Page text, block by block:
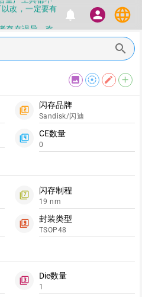
改，一定要有
存在误导，欢
维护最正确的
工具，过分了
恢复
供参考，DIY
三方工具提供的
量产工具都不
以改，一定要有
存在误导，欢
维护最正确的
和量产工具标
notifications person language
search
image filter_tilt_shift edit add
filter_2
闪存品牌
Sandisk/闪迪
filter_4
CE数量
0
filter_7
闪存制程
19 nm
filter_9
封装类型
TSOP48
filter_3
Die数量
1